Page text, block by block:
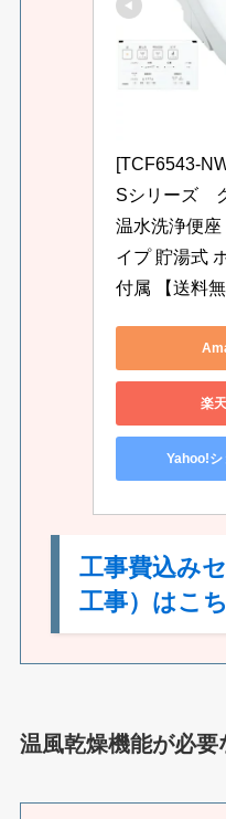
[TCF6543-
Sシリーズ　
温水洗浄便座
イプ 貯湯式
付属 【送料無
楽
Yahoo!シ
工事費込み
工事）はこ
温風乾燥機能が必要